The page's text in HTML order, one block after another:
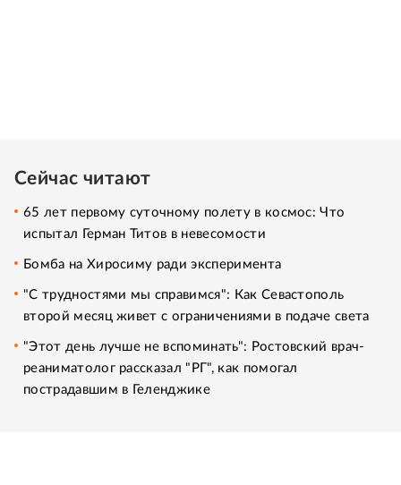
Сейчас читают
65 лет первому суточному полету в космос: Что
испытал Герман Титов в невесомости
Бомба на Хиросиму ради эксперимента
"С трудностями мы справимся": Как Севастополь
второй месяц живет с ограничениями в подаче света
"Этот день лучше не вспоминать": Ростовский врач-
реаниматолог рассказал "РГ", как помогал
пострадавшим в Геленджике